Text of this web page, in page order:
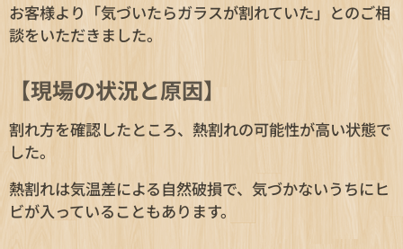
お客様より「気づいたらガラスが割れていた」とのご相
談をいただきました。
【現場の状況と原因】
割れ方を確認したところ、熱割れの可能性が高い状態で
した。
熱割れは気温差による自然破損で、気づかないうちにヒ
ビが入っていることもあります。